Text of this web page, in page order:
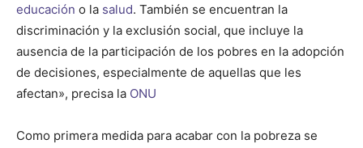
educación o la salud. También se encuentran la
discriminación y la exclusión social, que incluye la
ausencia de la participación de los pobres en la adopción
de decisiones, especialmente de aquellas que les
afectan», precisa la ONU
Como primera medida para acabar con la pobreza se